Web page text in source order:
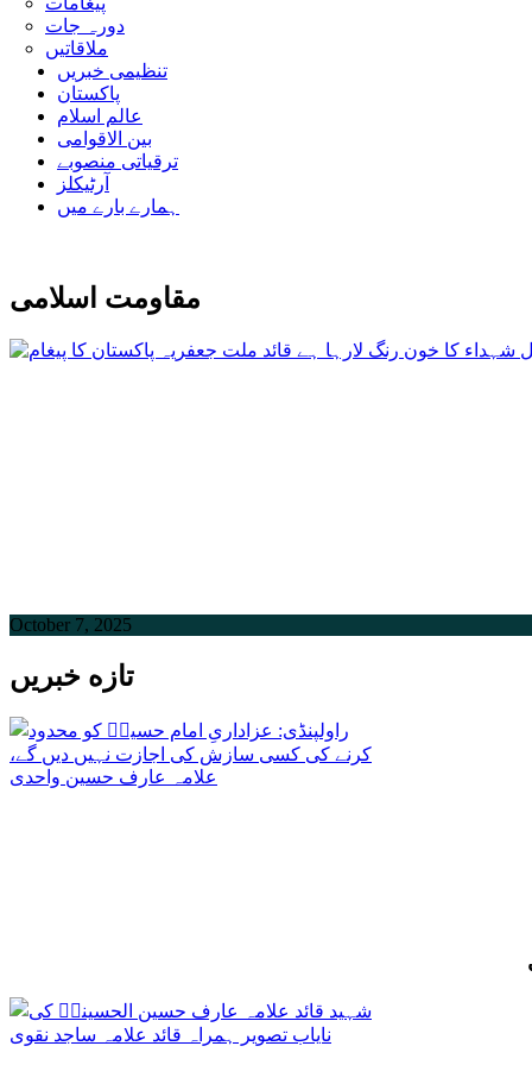
دورہ جات
ملاقاتیں
تنظیمی خبریں
پاکستان
عالم اسلام
بین الاقوامی
ترقیاتی منصوبے
آرٹیکلز
ہمارے بارے میں
مقاومت اسلامی
October 7, 2025
تازه خبریں